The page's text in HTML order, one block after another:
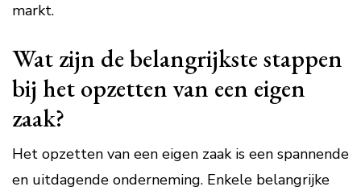
markt.
Wat zijn de belangrijkste stappen
bij het opzetten van een eigen
zaak?
Het opzetten van een eigen zaak is een spannende
en uitdagende onderneming. Enkele belangrijke